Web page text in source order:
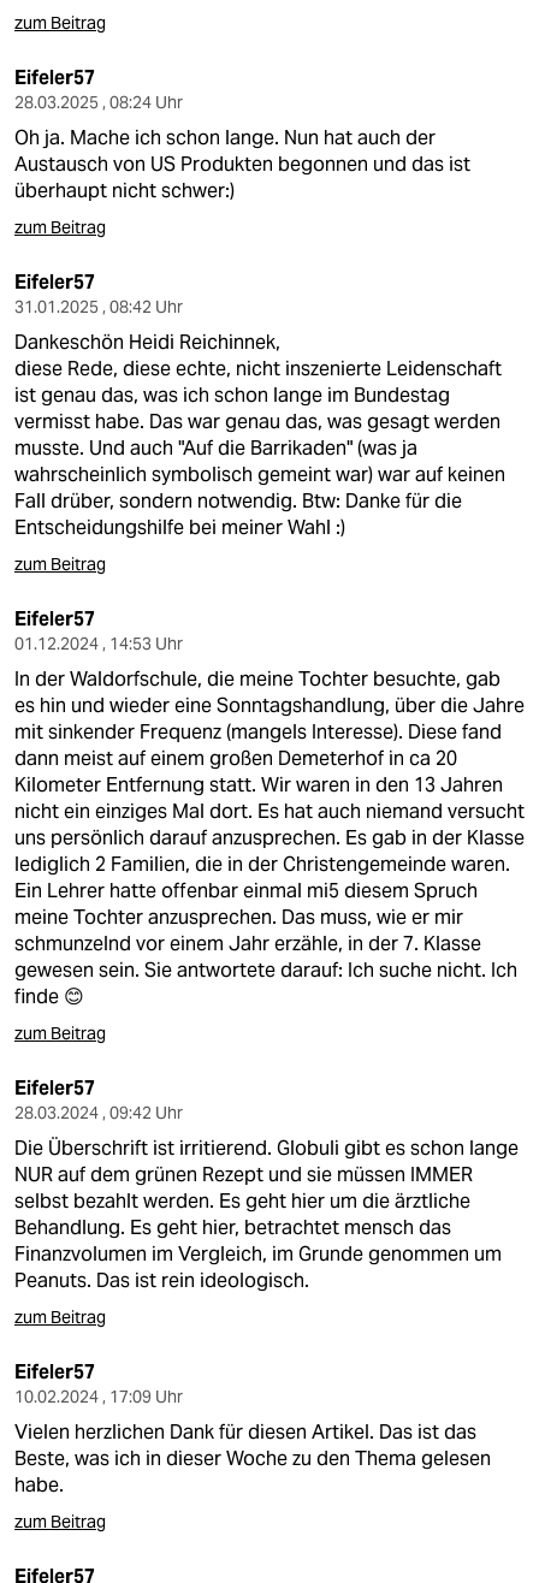
zum Beitrag
Eifeler57
28.03.2025 , 08:24 Uhr
Oh ja. Mache ich schon lange. Nun hat auch der
Austausch von US Produkten begonnen und das ist
überhaupt nicht schwer:)
zum Beitrag
Eifeler57
31.01.2025 , 08:42 Uhr
Dankeschön Heidi Reichinnek,
diese Rede, diese echte, nicht inszenierte Leidenschaft
ist genau das, was ich schon lange im Bundestag
vermisst habe. Das war genau das, was gesagt werden
musste. Und auch "Auf die Barrikaden" (was ja
wahrscheinlich symbolisch gemeint war) war auf keinen
Fall drüber, sondern notwendig. Btw: Danke für die
Entscheidungshilfe bei meiner Wahl :)
zum Beitrag
Eifeler57
01.12.2024 , 14:53 Uhr
In der Waldorfschule, die meine Tochter besuchte, gab
es hin und wieder eine Sonntagshandlung, über die Jahre
mit sinkender Frequenz (mangels Interesse). Diese fand
dann meist auf einem großen Demeterhof in ca 20
Kilometer Entfernung statt. Wir waren in den 13 Jahren
nicht ein einziges Mal dort. Es hat auch niemand versucht
uns persönlich darauf anzusprechen. Es gab in der Klasse
lediglich 2 Familien, die in der Christengemeinde waren.
Ein Lehrer hatte offenbar einmal mi5 diesem Spruch
meine Tochter anzusprechen. Das muss, wie er mir
schmunzelnd vor einem Jahr erzähle, in der 7. Klasse
gewesen sein. Sie antwortete darauf: Ich suche nicht. Ich
finde 😊
zum Beitrag
Eifeler57
28.03.2024 , 09:42 Uhr
Die Überschrift ist irritierend. Globuli gibt es schon lange
NUR auf dem grünen Rezept und sie müssen IMMER
selbst bezahlt werden. Es geht hier um die ärztliche
Behandlung. Es geht hier, betrachtet mensch das
Finanzvolumen im Vergleich, im Grunde genommen um
Peanuts. Das ist rein ideologisch.
zum Beitrag
Eifeler57
10.02.2024 , 17:09 Uhr
Vielen herzlichen Dank für diesen Artikel. Das ist das
Beste, was ich in dieser Woche zu den Thema gelesen
habe.
zum Beitrag
Eifeler57